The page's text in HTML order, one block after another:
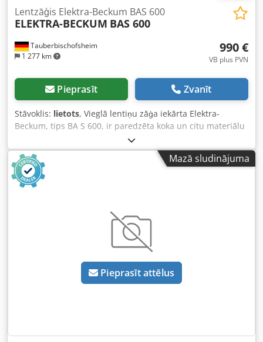
Tauberbischofsheim
1 277 km
Lentzāģis Elektra-Beckum BAS 600
ELEKTRA-BECKUM BAS 600
990 €
VB plus PVN
Pieprasīt Zvanīt
Stāvoklis: lietots, Vieglā lentiņu zāģa iekārta Elektra-
Beckum, tips BA S 600, ir paredzēta koka un citu materiālu
zāģēšanai. Tehniskie dati: - Ritenīša diametrs: 600 mm
Crsdjzryvyepfx Agyef - Svars: 160 kg - Griezuma augstums:
maks. apmēram 300 mm
Mazā sludinājuma
Pieprasīt attēlus